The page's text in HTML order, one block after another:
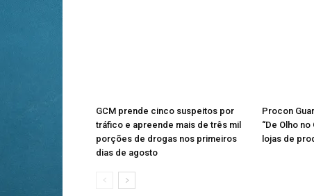
GCM prende cinco suspeitos por
tráfico e apreende mais de três mil
porções de drogas nos primeiros
dias de agosto
Procon
“De Olho
lojas de